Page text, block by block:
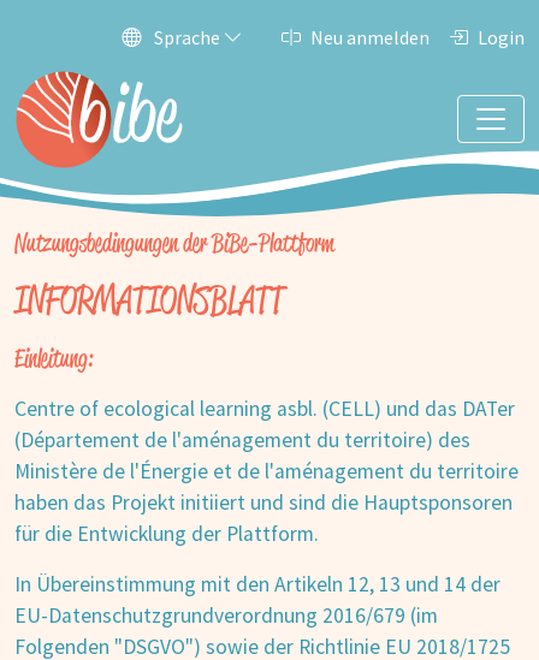
Sprache Neu anmelden Login
Nutzungsbedingungen der BiBe-Plattform
INFORMATIONSBLATT
Einleitung:
Centre of ecological learning asbl. (CELL) und das DATer
(Département de l'aménagement du territoire) des
Ministère de l'Énergie et de l'aménagement du territoire
haben das Projekt initiiert und sind die Hauptsponsoren
für die Entwicklung der Plattform.
In Übereinstimmung mit den Artikeln 12, 13 und 14 der
EU-Datenschutzgrundverordnung 2016/679 (im
Folgenden "DSGVO") sowie der Richtlinie EU 2018/1725